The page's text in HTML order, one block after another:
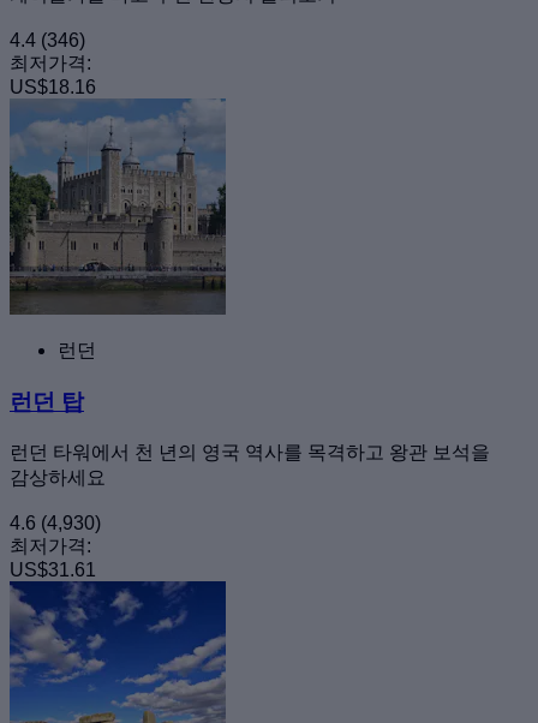
4.4 (346)
최저가격:
US$18.16
런던
런던 탑
런던 타워에서 천 년의 영국 역사를 목격하고 왕관 보석을
감상하세요
4.6 (4,930)
최저가격:
US$31.61